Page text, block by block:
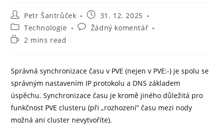
Petr Šantrůček
31. 12. 2025
Technologie
Žádný komentář
2 mins read
Správná synchronizace času v PVE (nejen v PVE:-) je spolu se
správným nastavením IP protokolu a DNS základem
úspěchu. Synchronizace času je kromě jiného důležitá pro
funkčnost PVE clusteru (při „rozhození“ času mezi nody
možná ani cluster nevytvoříte).